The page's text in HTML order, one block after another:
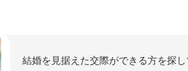
結婚を見据えた交際ができる方を探し